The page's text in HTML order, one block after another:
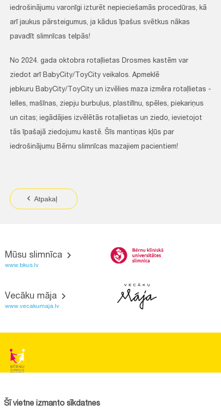
iedrošinājumu varonīgi izturēt nepieciešamās procedūras, kā
arī jaukus pārsteigumus, ja kādus īpašus svētkus nākas
pavadīt slimnīcas telpās!
No 2024. gada oktobra rotaļlietas Drosmes kastēm var
ziedot arī BabyCity/ToyCity veikalos. Apmeklē
jebkuru BabyCity/ToyCity un izvēlies maza izmēra rotaļlietas -
lelles, mašīnas, ziepju burbuļus, plastilīnu, spēles, piekariņus
un citas; iegādājies izvēlētās rotaļlietas un ziedo, ievietojot
tās īpašajā ziedojumu kastē. Šīs mantiņas kļūs par
iedrošinājumu Bērnu slimnīcas mazajiem pacientiem!
Atpakaļ
Mūsu slimnīca
www.bkus.lv
Vecāku māja
www.vecakumaja.lv
Reģistrācijas nr.:40008057120
Šī vietne izmanto sīkdatnes